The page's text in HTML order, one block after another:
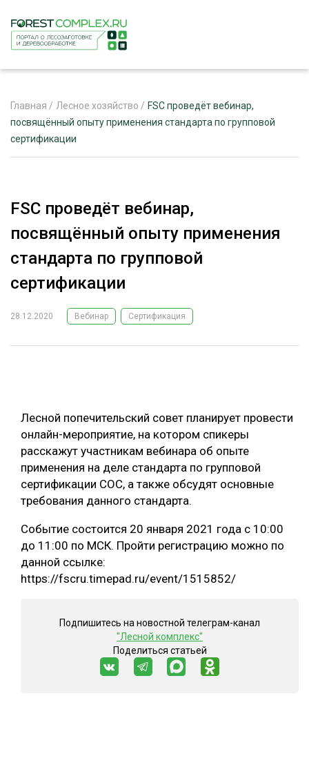
ЖУРНАЛ «ЛЕСНОЙ КОМПЛЕКС»
РЕКЛАМОДАТЕЛЯМ
ЛЕСНОЕ ХОЗЯЙСТВО
ОБРАБОТКА ДРЕВЕСИНЫ
ПРОИЗВОДСТВО ДРЕВЕСНЫХ ПЛИТ
ЦБП
ЛЕСОПИЛЕНИЕ
ДЕРЕВЯННОЕ ДОМОСТРОЕНИЕ
СУШКА ДРЕВЕСИНЫ
МЕБЕЛЬНОЕ ПРОИЗВОДСТВО
ПОДБОРКИ СТАТЕЙ
ЭКСПЕРТНОЕ МНЕНИЕ
Главная / Лесное хозяйство / FSC проведёт вебинар,
посвящённый опыту применения стандарта по групповой
сертификации
FSC проведёт вебинар,
посвящённый опыту применения
стандарта по групповой
сертификации
28.12.2020 Вебинар Сертификация
Лесной попечительский совет планирует провести
онлайн-мероприятие, на котором спикеры
расскажут участникам вебинара об опыте
применения на деле стандарта по групповой
сертификации COC, а также обсудят основные
требования данного стандарта.
Событие состоится 20 января 2021 года с 10:00
до 11:00 по МСК. Пройти регистрацию можно по
данной ссылке:
https://fscru.timepad.ru/event/1515852/
Подпишитесь на новостной телеграм-канал
"Лесной комплекс"
Поделиться статьей